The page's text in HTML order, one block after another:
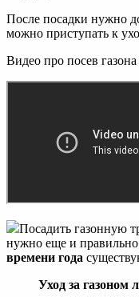
После посадки нужно
можно приступать к
Видео про посев
Посадить газонную
нужно еще и
времени года
Уход за газоном